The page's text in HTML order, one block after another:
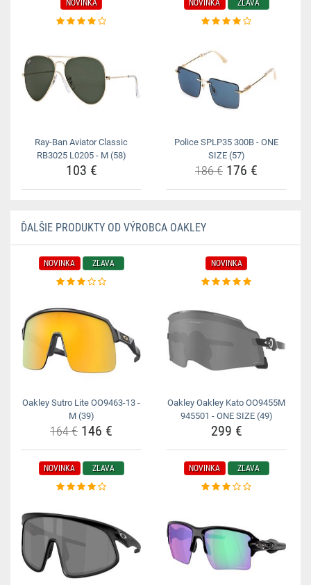
NOVINKA
Ray-Ban Aviator Classic
RB3025 L0205 - M (58)
103 €
NOVINKA ZĽAVA
Police SPLP35 300B - ONE
SIZE (57)
186 € 176 €
ĎALŠIE PRODUKTY OD VÝROBCA OAKLEY
NOVINKA ZĽAVA
Oakley Sutro Lite OO9463-13 -
M (39)
164 € 146 €
NOVINKA
Oakley Oakley Kato OO9455M
945501 - ONE SIZE (49)
299 €
NOVINKA ZĽAVA NOVINKA ZĽAVA